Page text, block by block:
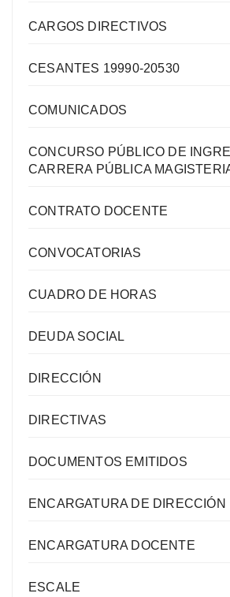
CARGOS DIRECTIVOS
CESANTES 19990-20530
COMUNICADOS
CONCURSO PÚBLICO DE
CARRERA PÚBLICA
CONTRATO DOCENTE
CONVOCATORIAS
CUADRO DE HORAS
DEUDA SOCIAL
DIRECCIÓN
DIRECTIVAS
DOCUMENTOS EMITIDOS
ENCARGATURA DE DIRECCIÓN
ENCARGATURA DOCENTE
ESCALE